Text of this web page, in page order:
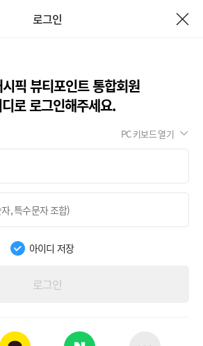
로그인
픽 뷰티포인트 통합회원
로 로그인해주세요.
PC 키보드 열기
아이디 저장
로그인